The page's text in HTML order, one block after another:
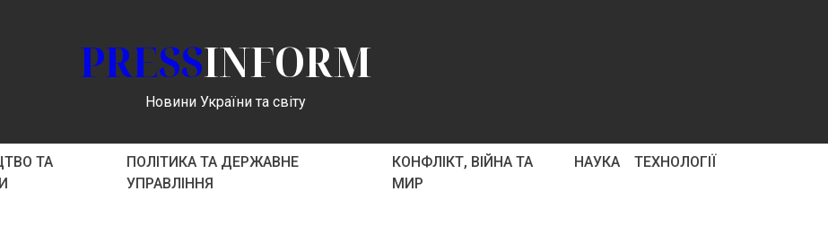
PRESSINFORM
Новини України та світу
ТА
ПОЛІТИКА ТА ДЕРЖАВНЕ
УПРАВЛІННЯ
КОНФЛІКТ, ВІЙНА ТА
МИР
НАУКА ТЕХНОЛОГІЇ